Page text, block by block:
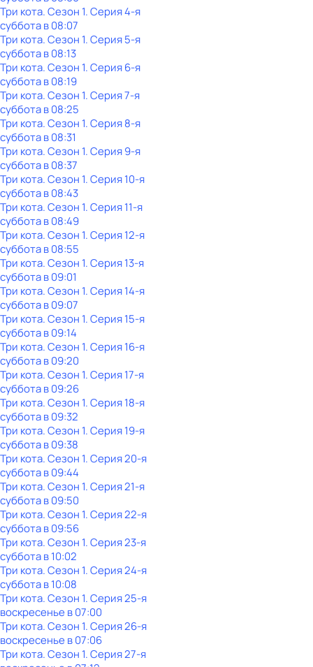
Три кота. Сезон 1. Серия 4-я
субботав08:07
Три кота. Сезон 1. Серия 5-я
субботав08:13
Три кота. Сезон 1. Серия 6-я
субботав08:19
Три кота. Сезон 1. Серия 7-я
субботав08:25
Три кота. Сезон 1. Серия 8-я
субботав08:31
Три кота. Сезон 1. Серия 9-я
субботав08:37
Три кота. Сезон 1. Серия 10-я
субботав08:43
Три кота. Сезон 1. Серия 11-я
субботав08:49
Три кота. Сезон 1. Серия 12-я
субботав08:55
Три кота. Сезон 1. Серия 13-я
субботав09:01
Три кота. Сезон 1. Серия 14-я
субботав09:07
Три кота. Сезон 1. Серия 15-я
субботав09:14
Три кота. Сезон 1. Серия 16-я
субботав09:20
Три кота. Сезон 1. Серия 17-я
субботав09:26
Три кота. Сезон 1. Серия 18-я
субботав09:32
Три кота. Сезон 1. Серия 19-я
субботав09:38
Три кота. Сезон 1. Серия 20-я
субботав09:44
Три кота. Сезон 1. Серия 21-я
субботав09:50
Три кота. Сезон 1. Серия 22-я
субботав09:56
Три кота. Сезон 1. Серия 23-я
субботав10:02
Три кота. Сезон 1. Серия 24-я
субботав10:08
Три кота. Сезон 1. Серия 25-я
воскресенье в07:00
Три кота. Сезон 1. Серия 26-я
воскресенье в07:06
Три кота. Сезон 1. Серия 27-я